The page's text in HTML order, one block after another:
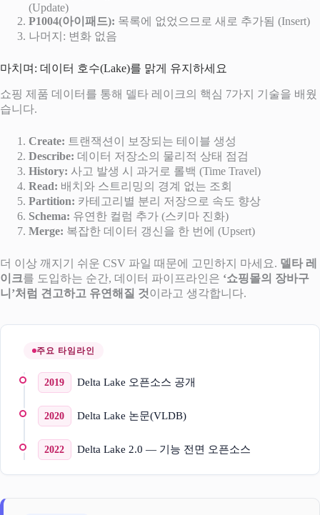
(Update)
P1004(아이패드): 목록에 없었으므로 새로 추가됨 (Insert)
나머지: 변화 없음
마치며: 데이터 호수(Lake)를 맑게 유지하세요
쇼핑 제품 데이터를 통해 델타 레이크의 핵심 7가지 기술을 배웠
습니다.
Create: 트랜잭션이 보장되는 테이블 생성
Describe: 데이터 저장소의 물리적 상태 점검
History: 사고 발생 시 과거로 롤백 (Time Travel)
Read: 배치와 스트리밍의 경계 없는 조회
Partition: 카테고리별 분리 저장으로 속도 향상
Schema: 유연한 컬럼 추가 (스키마 진화)
Merge: 복잡한 데이터 갱신을 한 번에 (Upsert)
더 이상 깨지기 쉬운 CSV 파일 때문에 고민하지 마세요. 델타 레
이크를 도입하는 순간, 데이터 파이프라인은 ‘쇼핑몰의 장바구
니’처럼 견고하고 유연해질 것이라고 생각합니다.
주요 타임라인
2019 Delta Lake 오픈소스 공개
2020 Delta Lake 논문(VLDB)
2022 Delta Lake 2.0 — 기능 전면 오픈소스